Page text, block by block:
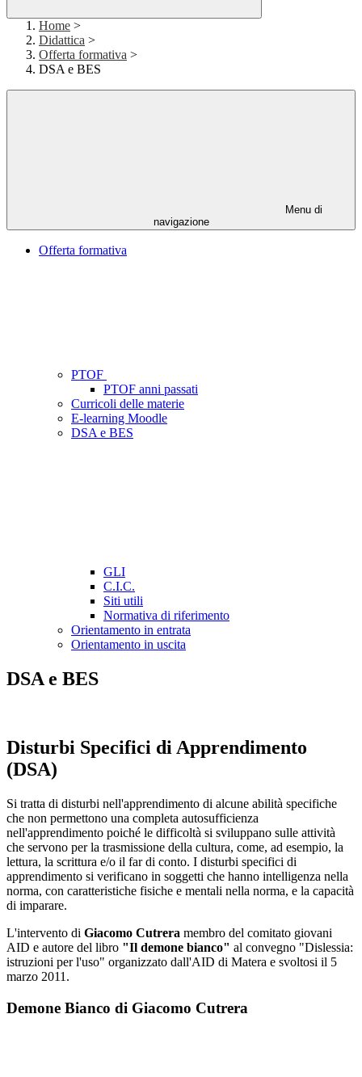
Home >
Didattica >
Offerta formativa >
DSA e BES
Menu di
navigazione
Offerta formativa
PTOF
PTOF anni passati
Curricoli delle materie
E-learning Moodle
DSA e BES
GLI
C.I.C.
Siti utili
Normativa di riferimento
Orientamento in entrata
Orientamento in uscita
DSA e BES
Disturbi Specifici di Apprendimento
(DSA)
Si tratta di disturbi nell'apprendimento di alcune abilità specifiche
che non permettono una completa autosufficienza
nell'apprendimento poiché le difficoltà si sviluppano sulle attività
che servono per la trasmissione della cultura, come, ad esempio, la
lettura, la scrittura e/o il far di conto. I disturbi specifici di
apprendimento si verificano in soggetti che hanno intelligenza nella
norma, con caratteristiche fisiche e mentali nella norma, e la capacità
di imparare.
L'intervento di Giacomo Cutrera membro del comitato giovani
AID e autore del libro "Il demone bianco" al convegno "Dislessia:
istruzioni per l'uso" organizzato dall'AID di Matera e svoltosi il 5
marzo 2011.
Demone Bianco di Giacomo Cutrera